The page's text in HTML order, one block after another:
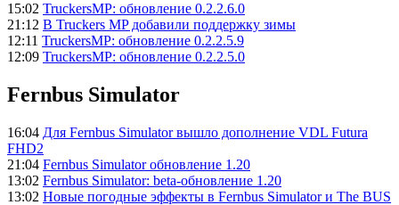
15:02 TruckersMP: обновление 0.2.2.6.0
21:12 В Truckers MP добавили поддержку зимы
12:11 TruckersMP: обновление 0.2.2.5.9
12:09 TruckersMP: обновление 0.2.2.5.0
Fernbus Simulator
16:04 Для Fernbus Simulator вышло дополнение VDL Futura
FHD2
21:04 Fernbus Simulator обновление 1.20
13:02 Fernbus Simulator: beta-обновление 1.20
13:02 Новые погодные эффекты в Fernbus Simulator и The BUS